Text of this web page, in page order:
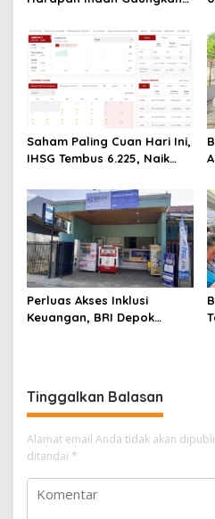
Saham Paling Cuan Hari Ini,
IHSG Tembus 6.225, Naik
Melonjak 3%, Saham DEWA
Pimpin Transaksi Rp300
Miliar
Perluas Akses Inklusi
Keuangan, BRI Depok
Tinggalkan Balasan
Alamat email Anda tidak akan
ditandai *